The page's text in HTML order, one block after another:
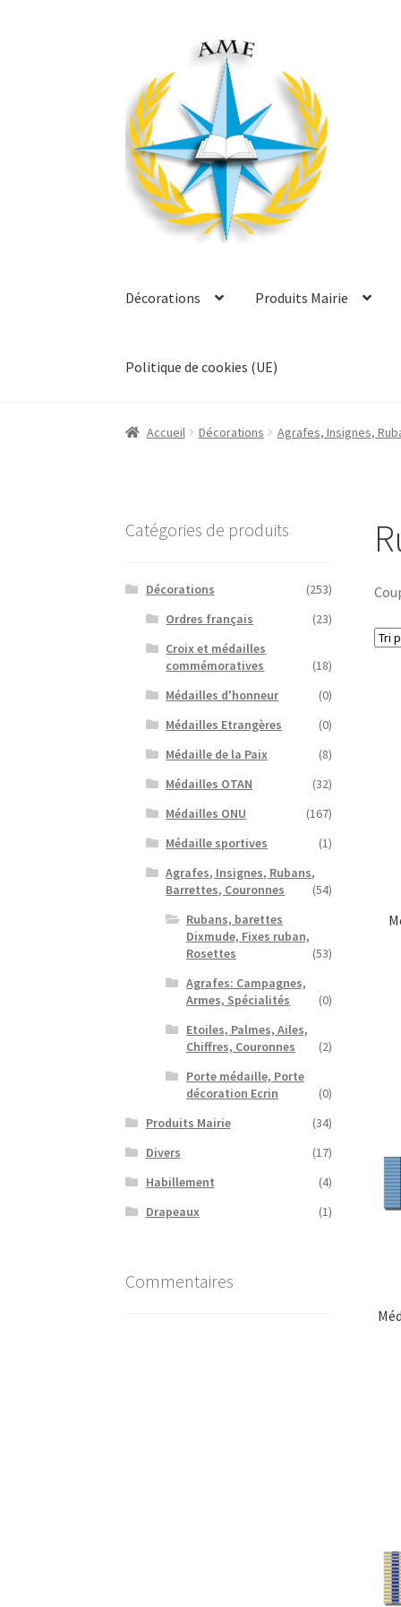
navigation
contenu
Décorations Produits Mairie
Politique de cookies (UE)
Accueil Décorations Agrafes, Insignes,
Catégories de produits
Décorations
(253)
Ordres français
(23)
Croix et médailles
commémoratives
(18)
Médailles d'honneur
(0)
Médailles Etrangères
(0)
Médaille de la Paix
(8)
Médailles OTAN
(32)
Médailles ONU
(167)
Médaille sportives
(1)
Agrafes, Insignes, Rubans,
Barrettes, Couronnes
(54)
Rubans, barettes
Dixmude, Fixes ruban,
Rosettes
(53)
Agrafes: Campagnes,
Armes, Spécialités
(0)
Etoiles, Palmes, Ailes,
Chiffres, Couronnes
(2)
Porte médaille, Porte
décoration Ecrin
(0)
Produits Mairie
(34)
Divers
(17)
Habillement
(4)
Drapeaux
(1)
Commentaires